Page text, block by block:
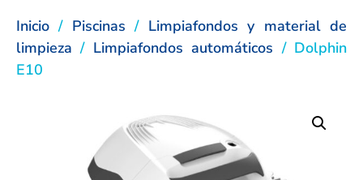
Inicio / Piscinas / Limpiafondos y material de
limpieza / Limpiafondos automáticos / Dolphin
E10